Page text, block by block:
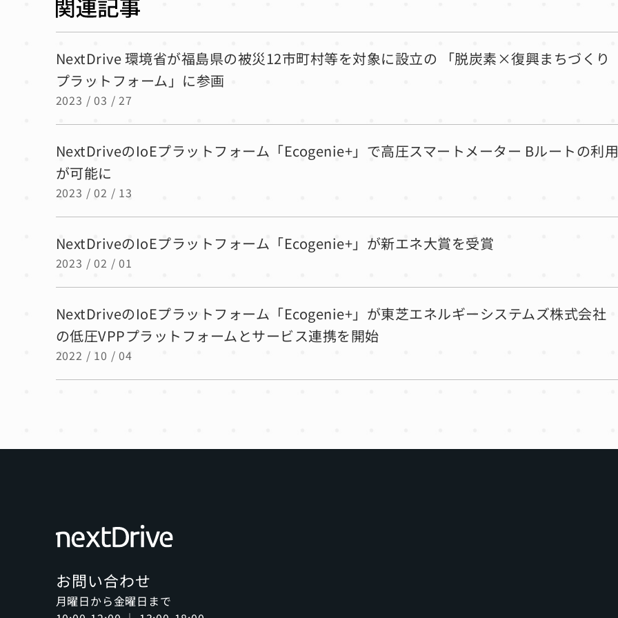
NextDrive 環境省が福島県の被災12市町村等を対象に設立の 「脱炭素×復興まちづくり
プラットフォーム」に参画
2023 / 03 / 27
NextDriveのIoEプラットフォーム「Ecogenie+」で高圧スマートメーター Bルートの利
が可能に
2023 / 02 / 13
NextDriveのIoEプラットフォーム「Ecogenie+」が新エネ大賞を受賞
2023 / 02 / 01
NextDriveのIoEプラットフォーム「Ecogenie+」が東芝エネルギーシステムズ株式会社
の低圧VPPプラットフォームとサービス連携を開始
2022 / 10 / 04
お問い合わせ
月曜日から金曜日まで